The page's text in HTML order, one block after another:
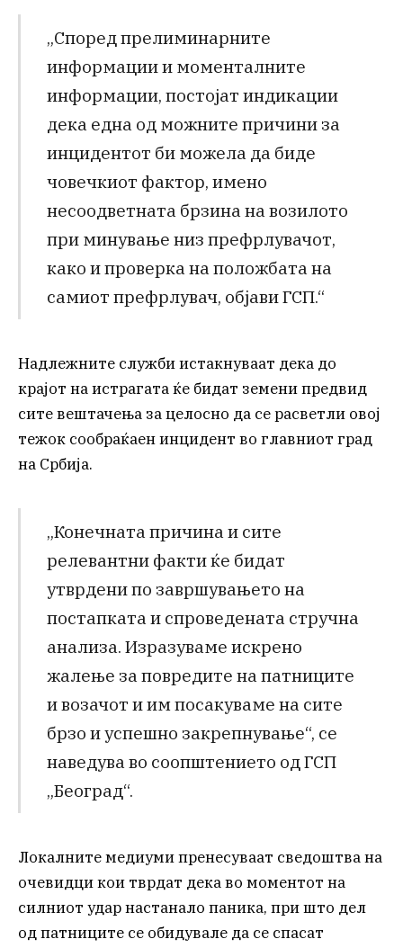
„Според прелиминарните
информации и моменталните
информации, постојат индикации
дека една од можните причини за
инцидентот би можела да биде
човечкиот фактор, имено
несоодветната брзина на возилото
при минување низ префрлувачот,
како и проверка на положбата на
самиот префрлувач, објави ГСП.“
Надлежните служби истакнуваат дека до
крајот на истрагата ќе бидат земени предвид
сите вештачења за целосно да се расветли овој
тежок сообраќаен инцидент во главниот град
на Србија.
„Конечната причина и сите
релевантни факти ќе бидат
утврдени по завршувањето на
постапката и спроведената стручна
анализа. Изразуваме искрено
жалење за повредите на патниците
и возачот и им посакуваме на сите
брзо и успешно закрепнување“, се
наведува во соопштението од ГСП
„Београд“.
Локалните медиуми пренесуваат сведоштва на
очевидци кои тврдат дека во моментот на
силниот удар настанало паника, при што дел
од патниците се обидувале да се спасат